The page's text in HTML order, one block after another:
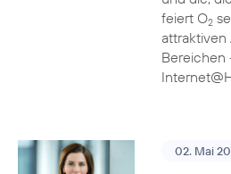
feiert O2
Bereichen
02. Mai